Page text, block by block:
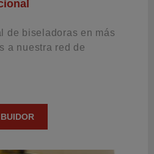
de biseladoras en más
a nuestra red de